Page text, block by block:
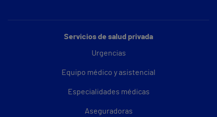
Servicios de salud privada
Urgencias
Equipo médico y asistencial
Especialidades médicas
Aseguradoras